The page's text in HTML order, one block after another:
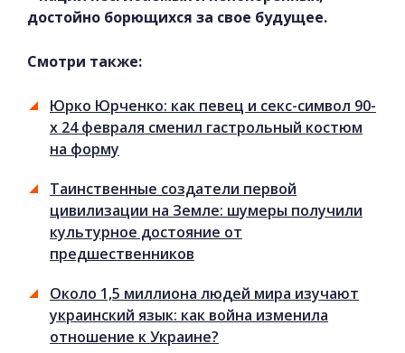
достойно борющихся за свое будущее.
Смотри также:
Юрко Юрченко: как певец и секс-символ 90-
х 24 февраля сменил гастрольный костюм
на форму
Таинственные создатели первой
цивилизации на Земле: шумеры получили
культурное достояние от
предшественников
Около 1,5 миллиона людей мира изучают
украинский язык: как война изменила
отношение к Украине?